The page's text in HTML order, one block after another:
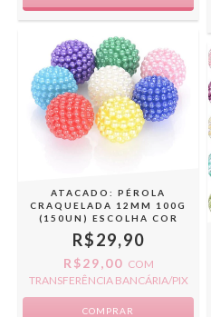
ATACADO: PÉROLA
CRAQUELADA 12MM 100G
(150UN) ESCOLHA COR
R$29,90
R$29,00 COM
TRANSFERÊNCIA BANCÁRIA/PIX
COMPRAR